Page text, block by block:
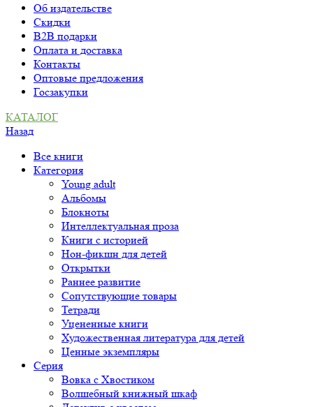
Об издательстве
Скидки
B2B подарки
Оплата и доставка
Контакты
Оптовые предложения
Госзакупки
КАТАЛОГ
Назад
Все книги
Категория
Young adult
Альбомы
Блокноты
Интеллектуальная проза
Книги с историей
Нон-фикшн для детей
Открытки
Раннее развитие
Сопутствующие товары
Тетради
Уцененные книги
Художественная литература для детей
Ценные экземпляры
Серия
Вовка с Хвостиком
Волшебный книжный шкаф